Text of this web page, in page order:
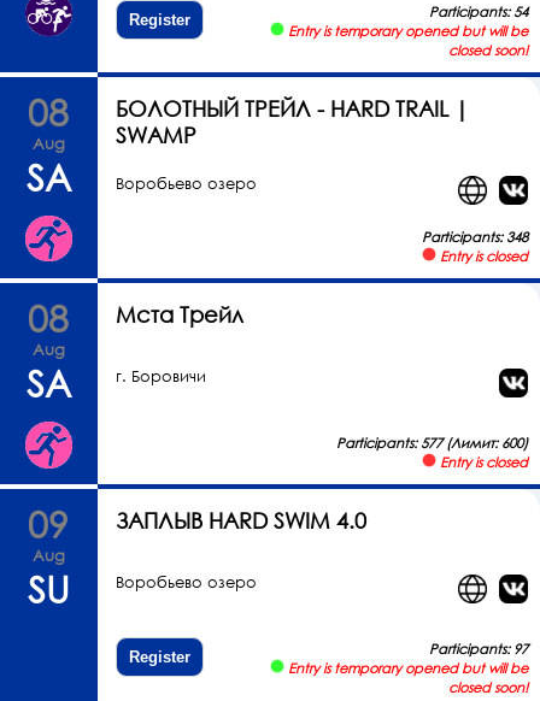
Register
Participants: 54
Entry is temporary opened but will be
closed soon!
08
Aug
SA
БОЛОТНЫЙ ТРЕЙЛ - HARD TRAIL |
SWAMP
Воробьево озеро
Participants: 348
Entry is closed
08
Aug
SA
Мста Трейл
г. Боровичи
Participants: 577 (Лимит: 600)
Entry is closed
09
Aug
SU
ЗАПЛЫВ HARD SWIM 4.0
Воробьево озеро
Register
Participants: 97
Entry is temporary opened but will be
closed soon!